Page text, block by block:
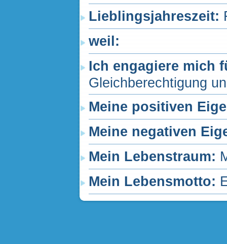
Lieblingsjahreszeit:
weil:
Ich engagiere mich
Gleichberechtigung
Meine positiven
Meine negativen
Mein Lebenstraum:
Mein Lebensmotto: